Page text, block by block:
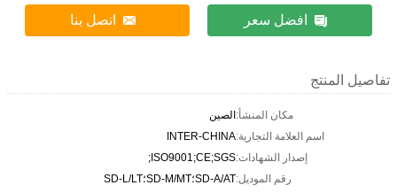
افضل سعر اتصل بنا
تفاصيل المنتج
مكان المنشأ:الصين
اسم العلامة التجارية:INTER-CHINA
إصدار الشهادات:ISO9001;CE;SGS;
رقم الموديل:SD-A/AT؛SD-M/MT؛SD-L/LT